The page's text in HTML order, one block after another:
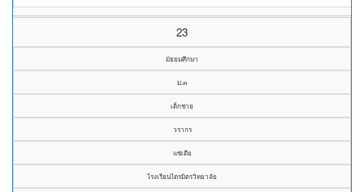
23
มัธยมศึกษา
ม.๓
เด็กชาย
วรากร
แซ่เตีย
โรงเรียนไตรมิตรวิทยาลัย